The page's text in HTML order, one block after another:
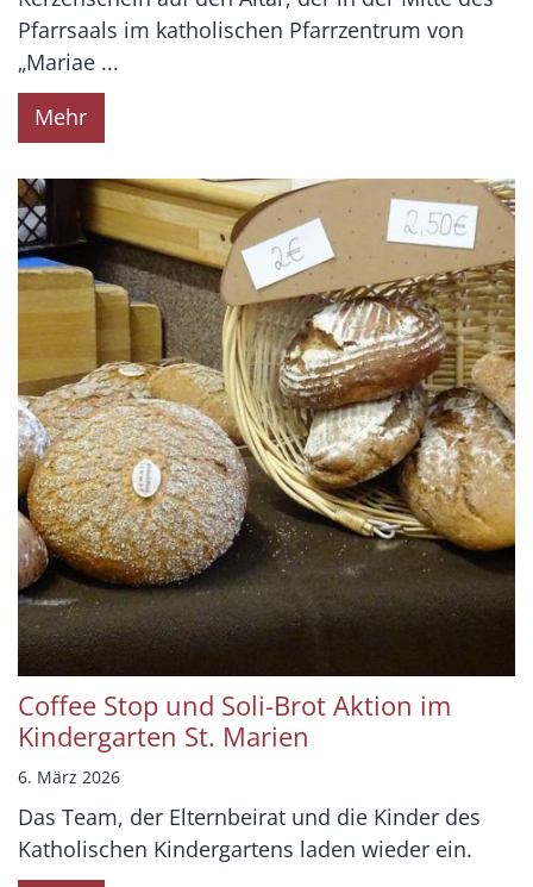
Pfarrsaals im katholischen Pfarrzentrum von
„Mariae ...
Mehr
Coffee Stop und Soli-Brot Aktion im
Kindergarten St. Marien
6. März 2026
Das Team, der Elternbeirat und die Kinder des
Katholischen Kindergartens laden wieder ein.